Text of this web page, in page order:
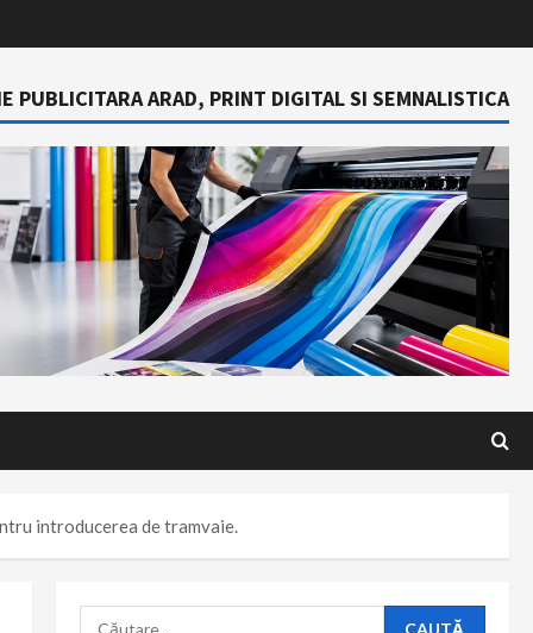
PUBLICITARA ARAD, PRINT DIGITAL SI SEMNALISTICA
introducerea de tramvaie.
Caută